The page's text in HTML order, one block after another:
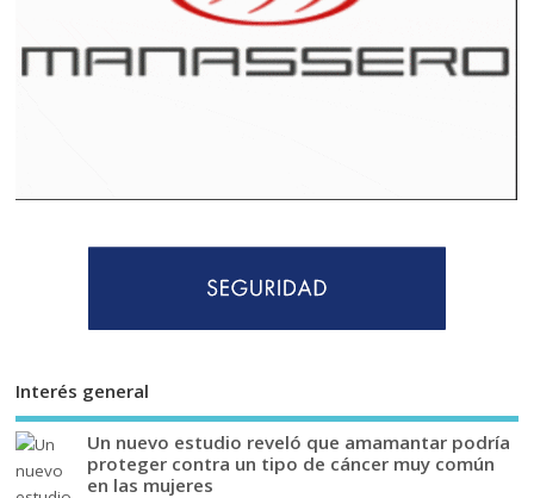
Interés general
Un nuevo estudio reveló que amamantar podría
proteger contra un tipo de cáncer muy común
en las mujeres